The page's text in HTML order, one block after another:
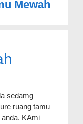
Mewah
sedamg
ruang tamu
anda. KAmi